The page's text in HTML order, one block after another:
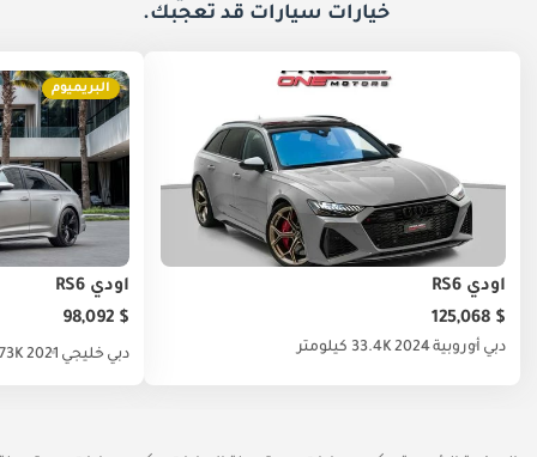
خيارات سيارات قد تعجبك.
أودي RS6
$ 125,068
دبي أوروبية202433.4K كيلومتر
البريميوم
أودي RS6
$ 98,092
دبي خليجي 202173K كيلومتر